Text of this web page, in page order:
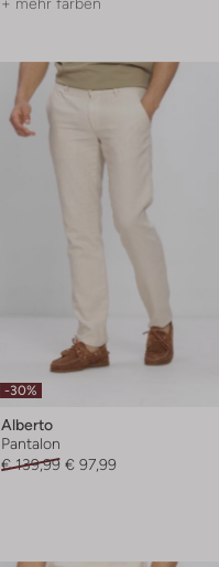
-30%
Alberto
Pantalon
€ 139,99 € 97,99